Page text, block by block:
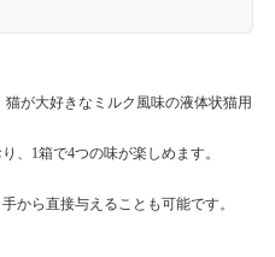
猫が大好きなミルク風味の液体状猫用
、1箱で4つの味が楽しめます。
から直接与えることも可能です。